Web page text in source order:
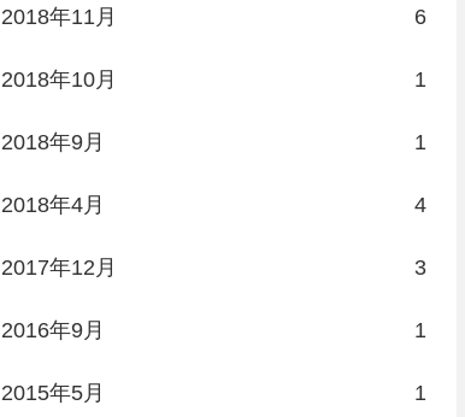
2018年11月 6
2018年10月 1
2018年9月 1
2018年4月 4
2017年12月 3
2016年9月 1
2015年5月 1